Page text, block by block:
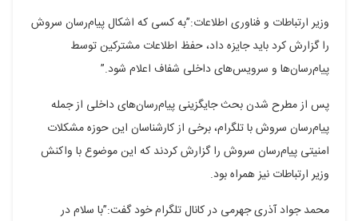
گذاری
در
فیسبوک
گذاری
در
گوگل
پلاس
گذاری
در
تلگرام
گذاری
در
توییتر
گذاری
در
لینکدین
وزیر ارتباطات و فناوری اطلاعات:”به کسی که اشکال پیام‌رسان سروش
را گزارش کرد باید جایزه داد،‌ حفظ اطلاعات مشترکین توسط
پیام‌رسان‌ها و سرویس‌های داخلی شفاف اعلام شود.”
پس از مطرح شدن بحث جایگزینی پیام‌رسان‌های داخلی از جمله
پیام‌رسان سروش با تلگرام، برخی از کارشناسان این حوزه مشکلات
امنیتی پیام‌رسان سروش را گزارش کردند که این موضوع با واکنش
وزیر ارتباطات نیز همراه بود.
محمد جواد آذری جهرمی در کانال تلگرام خود گفت:”با سلام در